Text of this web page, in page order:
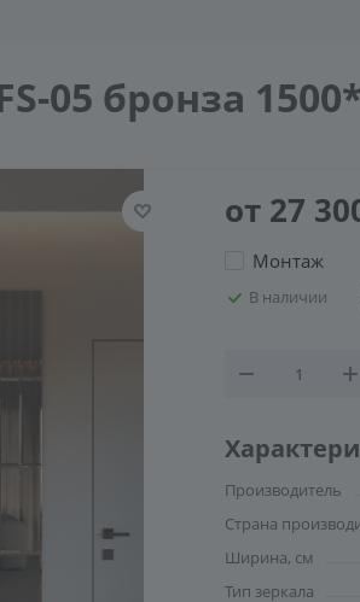
05 бронза
от 27
Монтаж
В наличии
Производитель
Страна
Ширина, см
Тип зеркала